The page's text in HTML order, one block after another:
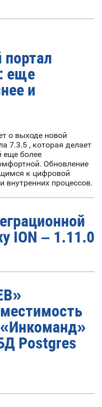
еще
и
о выходе новой
7.3.5 , которая делает
еще более
Обновление
к цифровой
процессов.
ION – 1.11.0
«Инкоманд»
Postgres